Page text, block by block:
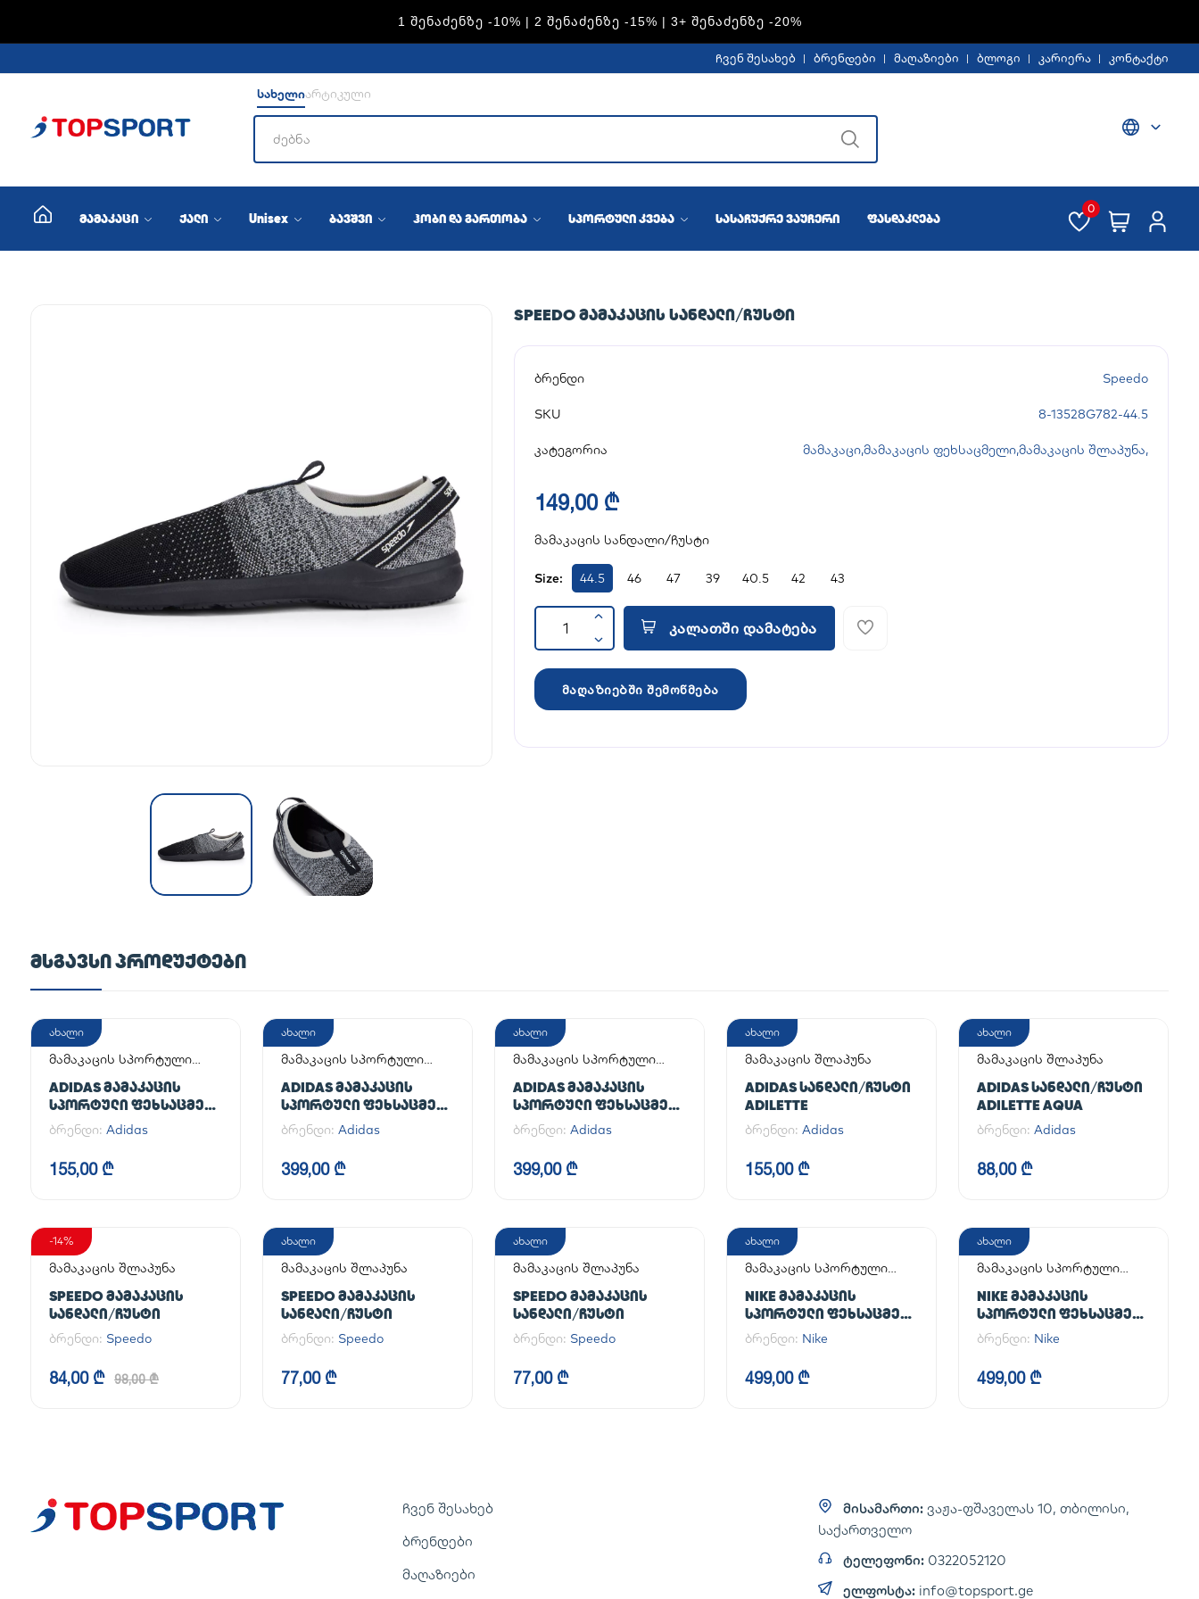
1 ᲨᲔᲜᲐᲫᲔᲜᲖᲔ -10% | 2 ᲨᲔᲜᲐᲫᲔᲜᲖᲔ -15% | 3+ ᲨᲔᲜᲐᲫᲔᲜᲖᲔ -20%
ჩვენ შესახებ ბრენდები მაღაზიები ბლოგი კარიერა კონტაქტი
სახელიარტიკული
მამაკაცი ქალი Unisex ბავშვი ჰობი და გართობა სპორტული კვება სასაჩუქრე ვაუჩერი ფასდაკლება
0
SPEEDO ᲛᲐᲛᲐᲙᲐᲪᲘᲡ ᲡᲐᲜᲓᲐᲚᲘ/ᲩᲣᲡᲢᲘ
ბრენდი Speedo
SKU 8-13528G782-44.5
კატეგორია მამაკაცი,მამაკაცის ფეხსაცმელი,მამაკაცის შლაპუნა,
149,00 ₾
მამაკაცის სანდალი/ჩუსტი
Size: 44.5 46 47 39 40.5 42 43
კალათში დამატება
მაღაზიებში შემოწმება
ᲛᲡᲒᲐᲕᲡᲘ ᲞᲠᲝᲓᲣᲥᲢᲔᲑᲘ
ახალი
მამაკაცის სპორტული
ADIDAS ᲛᲐᲛᲐᲙᲐᲪᲘᲡ
ᲡᲞᲝᲠᲢᲣᲚᲘ ᲤᲔᲮᲡᲐᲪᲛᲔᲚᲘ
ADILETTE
ბრენდი: Adidas
155,00 ₾
ახალი
მამაკაცის სპორტული
ADIDAS ᲛᲐᲛᲐᲙᲐᲪᲘᲡ
ᲡᲞᲝᲠᲢᲣᲚᲘ ᲤᲔᲮᲡᲐᲪᲛᲔᲚᲘ
HANDBALL SPEZIAL
ბრენდი: Adidas
399,00 ₾
ახალი
მამაკაცის სპორტული
ADIDAS ᲛᲐᲛᲐᲙᲐᲪᲘᲡ
ᲡᲞᲝᲠᲢᲣᲚᲘ ᲤᲔᲮᲡᲐᲪᲛᲔᲚᲘ
HANDBALL SPEZIAL
ბრენდი: Adidas
399,00 ₾
ახალი
მამაკაცის შლაპუნა
ADIDAS ᲡᲐᲜᲓᲐᲚᲘ/ᲩᲣᲡᲢᲘ
ADILETTE
ბრენდი: Adidas
155,00 ₾
ახალი
მამაკაცის შლაპუნა
ADIDAS ᲡᲐᲜᲓᲐᲚᲘ/ᲩᲣᲡᲢᲘ
ADILETTE AQUA
ბრენდი: Adidas
88,00 ₾
-14%
მამაკაცის შლაპუნა
SPEEDO ᲛᲐᲛᲐᲙᲐᲪᲘᲡ
ᲡᲐᲜᲓᲐᲚᲘ/ᲩᲣᲡᲢᲘ
ბრენდი: Speedo
84,00 ₾ 98,00 ₾
ახალი
მამაკაცის შლაპუნა
SPEEDO ᲛᲐᲛᲐᲙᲐᲪᲘᲡ
ᲡᲐᲜᲓᲐᲚᲘ/ᲩᲣᲡᲢᲘ
ბრენდი: Speedo
77,00 ₾
ახალი
მამაკაცის შლაპუნა
SPEEDO ᲛᲐᲛᲐᲙᲐᲪᲘᲡ
ᲡᲐᲜᲓᲐᲚᲘ/ᲩᲣᲡᲢᲘ
ბრენდი: Speedo
77,00 ₾
ახალი
მამაკაცის სპორტული
NIKE ᲛᲐᲛᲐᲙᲐᲪᲘᲡ
ᲡᲞᲝᲠᲢᲣᲚᲘ ᲤᲔᲮᲡᲐᲪᲛᲔᲚᲘ
AIR FORCE 1 '07
ბრენდი: Nike
499,00 ₾
ახალი
მამაკაცის სპორტული
NIKE ᲛᲐᲛᲐᲙᲐᲪᲘᲡ
ᲡᲞᲝᲠᲢᲣᲚᲘ ᲤᲔᲮᲡᲐᲪᲛᲔᲚᲘ
AIR FORCE 1 '07
ბრენდი: Nike
499,00 ₾
ჩვენ შესახებ
ბრენდები
მაღაზიები
მისამართი: ვაჟა-ფშაველას 10, თბილისი,
საქართველო
ტელეფონი: 0322052120
ელფოსტა: info@topsport.ge